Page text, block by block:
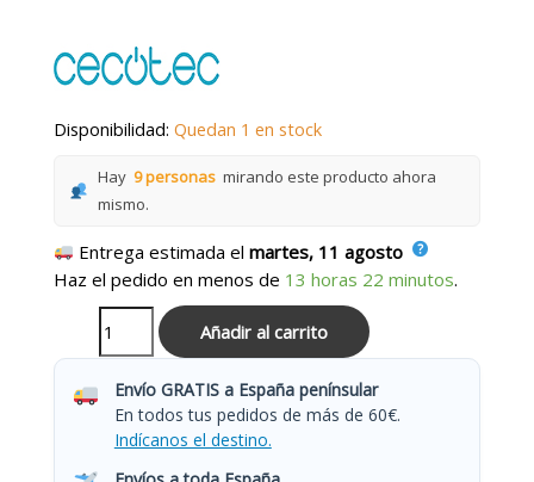
Disponibilidad: Quedan 1 en stock
Hay 9 personas mirando este producto ahora
mismo.
Entrega estimada elmartes, 11 agosto
Haz el pedido en menos de 13 horas 22 minutos.
Añadir al carrito
Envío GRATIS a España penínsular
En todos tus pedidos de más de 60€.
Indícanos el destino.